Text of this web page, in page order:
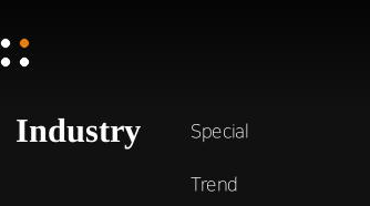
Industry Special
Trend